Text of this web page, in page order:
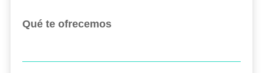
Qué te ofrecemos